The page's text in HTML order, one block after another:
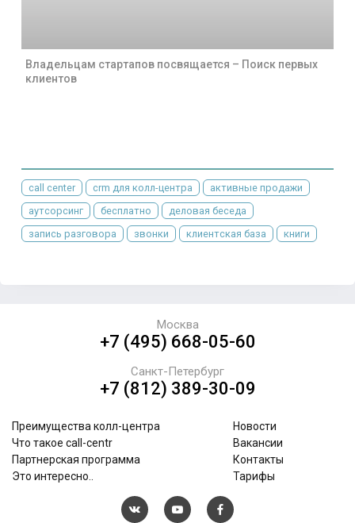
Владельцам стартапов посвящается – Поиск первых
клиентов
call center crm для колл-центра
активные продажи
аутсорсинг
бесплатно
деловая беседа
запись разговора
звонки клиентская база книги
+7 (495) 668-05-60
Москва
+7 (812) 389-30-09
Санкт-Петербург
Преимущества колл-центра
Что такое call-centr
Партнерская программа
Это интересно..
Новости
Вакансии
Контакты
Тарифы